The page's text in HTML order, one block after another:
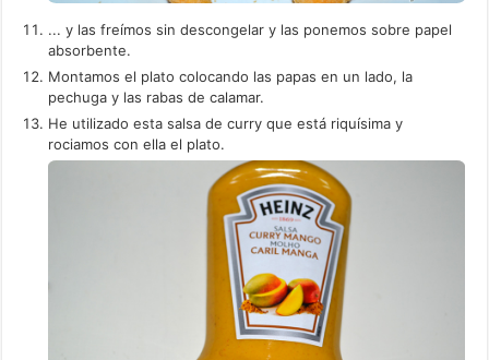
... y las freímos sin descongelar y las ponemos sobre papel
absorbente.
Montamos el plato colocando las papas en un lado, la
pechuga y las rabas de calamar.
He utilizado esta salsa de curry que está riquísima y
rociamos con ella el plato.